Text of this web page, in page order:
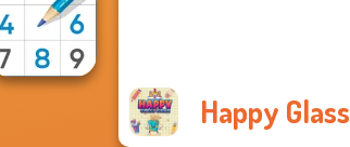
Happy Glass
Merge Brainrot